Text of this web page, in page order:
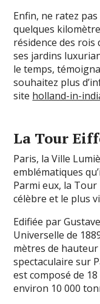
Enfin, ne ratez
quelques
résidence des rois
ses jardins
le temps,
souhaitez plus
site holland-in-
La Tour
Paris, la Ville
emblématiques
Parmi eux, la
célèbre et le plus
Edifiée par
Universelle de
mètres de
spectaculaire sur
est composé de
environ 10 000